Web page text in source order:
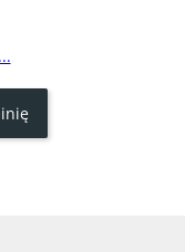
jadłem. Mięso
nie zawodzi!